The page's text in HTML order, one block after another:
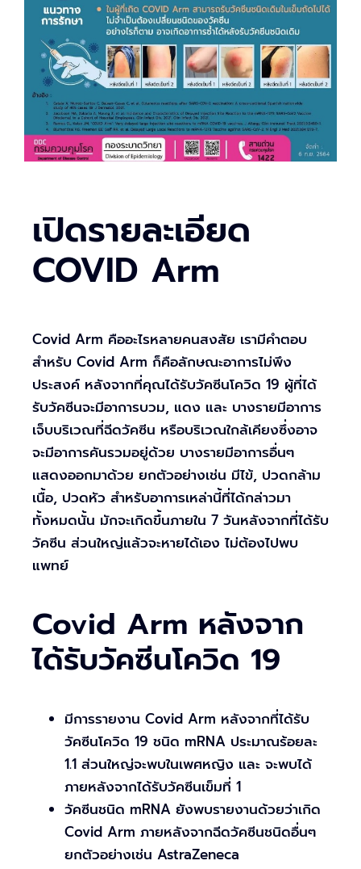
เปิดรายละเอียด
COVID Arm
Covid Arm คืออะไรหลายคนสงสัย เรามีคำตอบ
สำหรับ Covid Arm ก็คือลักษณะอาการไม่พึง
ประสงค์ หลังจากที่คุณได้รับวัคซีนโควิด 19 ผู้ที่ได้
รับวัคซีนจะมีอาการบวม, แดง และ บางรายมีอาการ
เจ็บบริเวณที่ฉีดวัคซีน หรือบริเวณใกล้เคียงซึ่งอาจ
จะมีอาการคันรวมอยู่ด้วย บางรายมีอาการอื่นๆ
แสดงออกมาด้วย ยกตัวอย่างเช่น มีไข้, ปวดกล้าม
เนื้อ, ปวดหัว สำหรับอาการเหล่านี้ที่ได้กล่าวมา
ทั้งหมดนั้น มักจะเกิดขึ้นภายใน 7 วันหลังจากที่ได้รับ
วัคซีน ส่วนใหญ่แล้วจะหายได้เอง ไม่ต้องไปพบ
แพทย์
Covid Arm หลังจาก
ได้รับวัคซีนโควิด 19
มีการรายงาน Covid Arm หลังจากที่ได้รับ
วัคซีนโควิด 19 ชนิด mRNA ประมาณร้อยละ
1.1 ส่วนใหญ่จะพบในเพศหญิง และ จะพบได้
ภายหลังจากได้รับวัคซีนเข็มที่ 1
วัคซีนชนิด mRNA ยังพบรายงานด้วยว่าเกิด
Covid Arm ภายหลังจากฉีดวัคซีนชนิดอื่นๆ
ยกตัวอย่างเช่น AstraZeneca